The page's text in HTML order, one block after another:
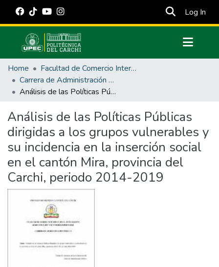
Log In
Communities & Collections
All of DSpace
Statistics
Estadísticas Externas
Manuales
Home
Facultad de Comercio Internacional, Integración, Administración y Economía Empresarial
Carrera de Administración Pública
Análisis de las Políticas Públicas dirigidas a los grupos vulnerables y su incidencia en la inserción social en el cantón Mira, provincia del Carchi, periodo 2014-2019
Análisis de las Políticas Públicas
dirigidas a los grupos vulnerables y
su incidencia en la inserción social
en el cantón Mira, provincia del
Carchi, periodo 2014-2019